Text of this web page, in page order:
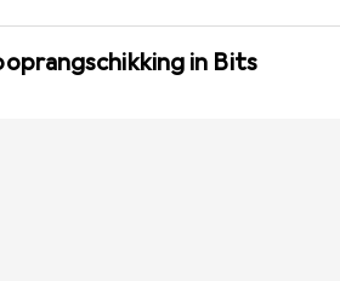
in Bits